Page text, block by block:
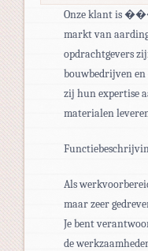
Onze klant is
markt van
opdrachtgevers
bouwbedrijven
zij hun expertise
materialen
Als
maar zeer
Je bent
de